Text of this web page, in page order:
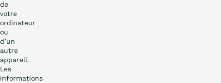
de
votre
ordinateur
ou
d’un
autre
appareil.
Les
informations